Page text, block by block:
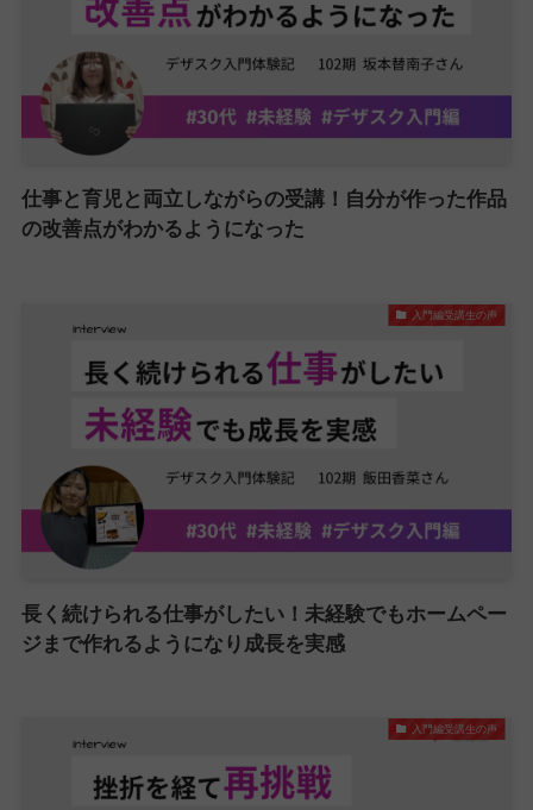
仕事と育児と両立しながらの受講！自分が作った作品
の改善点がわかるようになった
入門編受講生の声
長く続けられる仕事がしたい！未経験でもホームペー
ジまで作れるようになり成長を実感
入門編受講生の声